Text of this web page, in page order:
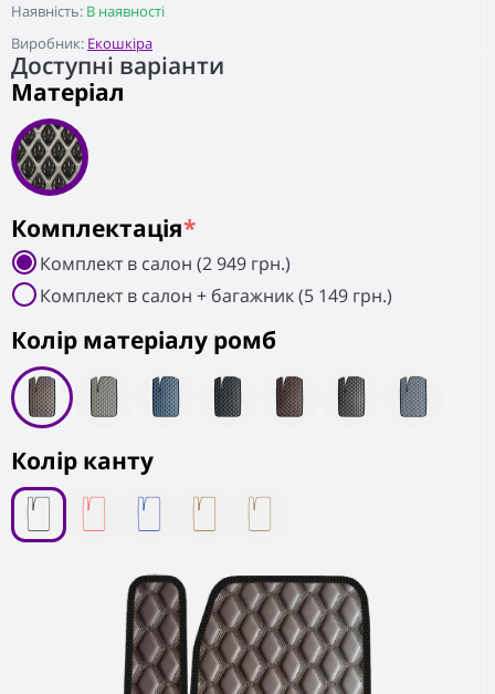
Наявність: В наявності
Виробник: Екошкіра
Доступні варіанти
Матеріал
Колiр матеріалу ромб
Колір канту
Комплектація*
Комплект в салон (2 949 грн.)
Комплект в салон + багажник (5 149 грн.)